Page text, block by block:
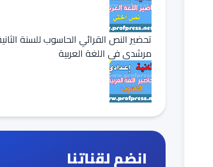
تحضير النص القرائي الحاسوب للسنة
مرشدي في اللغة العربية
انضم لقناتنا